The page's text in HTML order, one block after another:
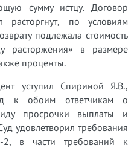
сумму истцу. Договор
по условиям
подлежала стоимость
расторжения» в размере
проценты.
уступил Спириной Я.В.,
к обоим ответчикам о
просрочки выплаты и
удовлетворил требования
2, в части требований к